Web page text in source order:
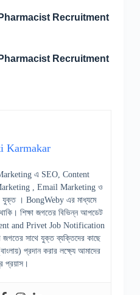
Recruitment
Recruitment
Karmakar
এ SEO, Content
, Email Marketing ও
। BongWeby এর মাধ্যমে
শিক্ষা জগতের বিভিন্ন আপডেট
and Privet Job Notification
সাথে যুক্ত ব্যক্তিদের কাছে
প্রদান করার লক্ষ্যে আমাদের
প্রয়াস।